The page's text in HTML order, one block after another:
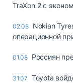
TraXon 2 с
02.08 Nokian
операционной
01.08 Россиян
31.07 Toyota